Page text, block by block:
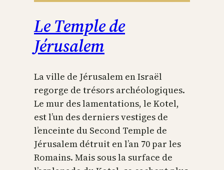
Le Temple de
Jérusalem
La ville de Jérusalem en Israël
regorge de trésors archéologiques.
Le mur des lamentations, le Kotel,
est l’un des derniers vestiges de
l’enceinte du Second Temple de
Jérusalem détruit en l’an 70 par les
Romains. Mais sous la surface de